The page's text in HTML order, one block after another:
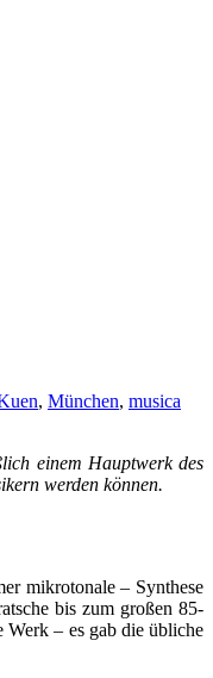
, München, musica
einem Hauptwerk des
werden können.
mikrotonale – Synthese
bis zum großen 85-
– es gab die übliche